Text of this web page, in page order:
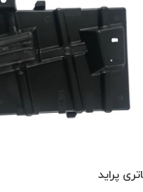
پراید